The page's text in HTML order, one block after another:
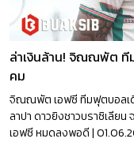
ล่าเงินล้าน⁣! จิณณพัต ทีม
คม
จิณณพัต เอฟซี ทีมฟุตบอลเ
ลาปา ดาวยิงชาวบราซิเลีย
เอฟซี หมดลงพอดี |